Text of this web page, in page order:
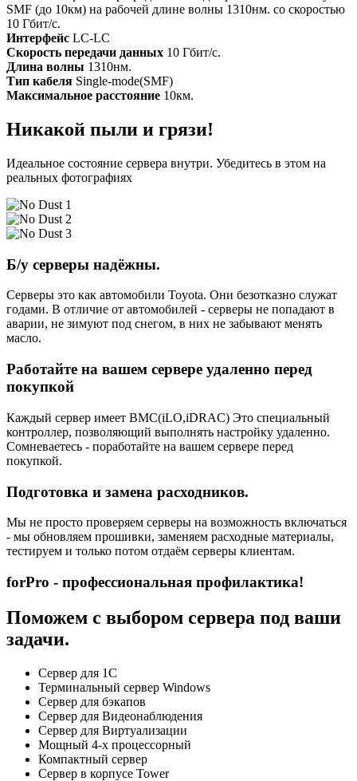
SMF (до 10км) на рабочей длине волны 1310нм. со скоростью
10 Гбит/с.
Интерфейс LC-LC
Скорость передачи данных 10 Гбит/с.
Длина волны 1310нм.
Тип кабеля Single-mode(SMF)
Максимальное расстояние 10км.
Никакой пыли и грязи!
Идеальное состояние сервера внутри. Убедитесь в этом на
реальных фотографиях
Б/у серверы надёжны.
Серверы это как автомобили Toyota. Они безотказно служат
годами. В отличие от автомобилей - серверы не попадают в
аварии, не зимуют под снегом, в них не забывают менять
масло.
Работайте на вашем сервере удаленно перед
покупкой
Каждый сервер имеет BMC(iLO,iDRAC) Это специальный
контроллер, позволяющий выполнять настройку удаленно.
Сомневаетесь - поработайте на вашем сервере перед
покупкой.
Подготовка и замена расходников.
Мы не просто проверяем серверы на возможность включаться
- мы обновляем прошивки, заменяем расходные материалы,
тестируем и только потом отдаём серверы клиентам.
forPro - профессиональная профилактика!
Поможем с выбором сервера под ваши
задачи.
Сервер для 1С
Терминальный сервер Windows
Сервер для бэкапов
Сервер для Видеонаблюдения
Сервер для Виртуализации
Мощный 4-х процессорный
Компактный сервер
Сервер в корпусе Tower